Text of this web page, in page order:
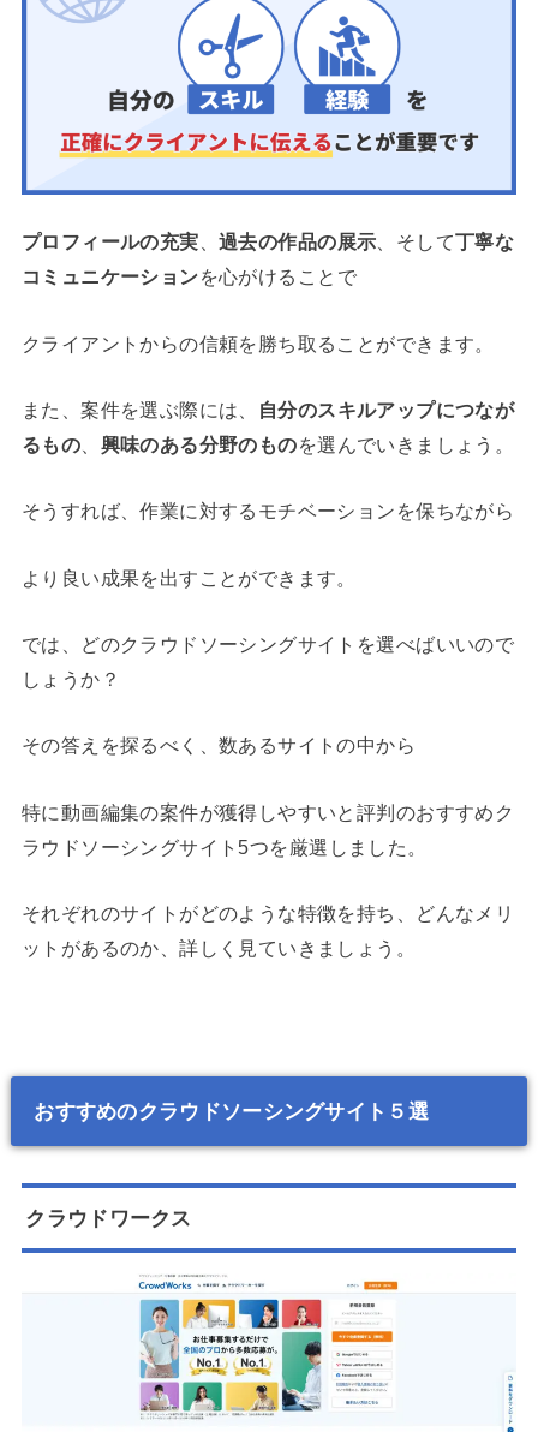
プロフィールの充実 、過去の作品の展示 、そして丁寧な
コミュニケーションを心がけることで
クライアントからの信頼を勝ち取ることができます。
また、案件を選ぶ際には、
自分のスキルアップにつなが
るもの
興味のある分野のものを選んでいきましょう。
そうすれば、作業に対するモチベーションを保ちながら
より良い成果を出すことができます。
では、どのクラウドソーシングサイトを選べばいいので
しょうか？
その答えを探るべく、数あるサイトの中から
特に動画編集の案件が獲得しやすいと評判のおすすめク
ラウドソーシングサイト5つを厳選しました。
それぞれのサイトがどのような特徴を持ち、どんなメリ
ットがあるのか、詳しく見ていきましょう。
おすすめのクラウドソーシングサイト５選
クラウドワークス